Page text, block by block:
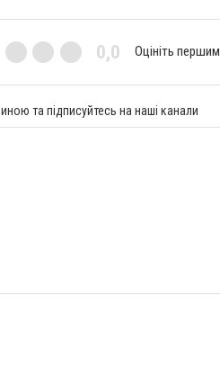
0,0 Оцініть першим
та підписуйтесь на наші канали